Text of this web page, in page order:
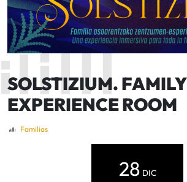
SOLSTIZIUM. FAMILY
EXPERIENCE ROOM
Familias
28 DIC